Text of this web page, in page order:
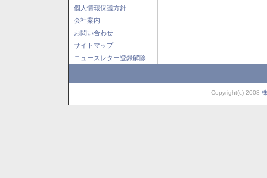
個人情報保護方針
会社案内
お問い合わせ
サイトマップ
ニュースレター登録解除
Copyright(c) 2008